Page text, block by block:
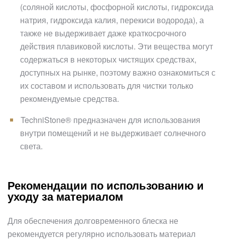
(соляной кислоты, фосфорной кислоты, гидроксида
натрия, гидроксида калия, перекиси водорода), а
также не выдерживает даже краткосрочного
действия плавиковой кислоты. Эти вещества могут
содержаться в некоторых чистящих средствах,
доступных на рынке, поэтому важно ознакомиться с
их составом и использовать для чистки только
рекомендуемые средства.
TechniStone® предназначен для использования
внутри помещений и не выдерживает солнечного
света.
Рекомендации по использованию и
уходу за материалом
Для обеспечения долговременного блеска не
рекомендуется регулярно использовать материал